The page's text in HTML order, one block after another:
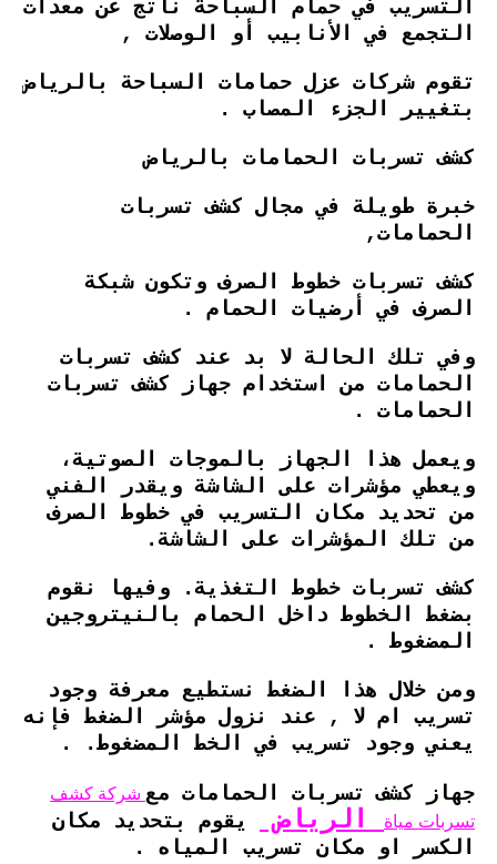
التسريب في حمام السباحة ناتج عن معدات
التجمع في الأنابيب أو الوصلات ,
تقوم شركات عزل حمامات السباحة بالرياض
بتغيير الجزء المصاب .
كشف تسربات الحمامات بالرياض
خبرة طويلة في مجال كشف تسربات
الحمامات,
كشف تسربات خطوط الصرف وتكون شبكة
الصرف في أرضيات الحمام .
وفي تلك الحالة لا بد عند كشف تسربات
الحمامات من استخدام جهاز كشف تسربات
الحمامات .
ويعمل هذا الجهاز بالموجات الصوتية،
ويعطي مؤشرات على الشاشة ويقدر الفني
من تحديد مكان التسريب في خطوط الصرف
من تلك المؤشرات على الشاشة.
كشف تسربات خطوط التغذية. وفيها نقوم
بضغط الخطوط داخل الحمام بالنيتروجين
المضغوط .
ومن خلال هذا الضغط نستطيع معرفة وجود
تسريب ام لا , عند نزول مؤشر الضغط فإنه
يعني وجود تسريب في الخط المضغوط. .
جهاز كشف تسربات الحمامات مع شركة كشف
تسربات مياة
الرياض
يقوم بتحديد مكان
الكسر او مكان تسريب المياه .